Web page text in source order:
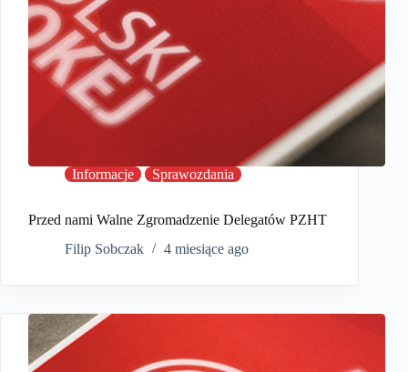
Informacje Sprawozdania
Przed nami Walne Zgromadzenie Delegatów PZHT
Filip Sobczak
4 miesiące ago